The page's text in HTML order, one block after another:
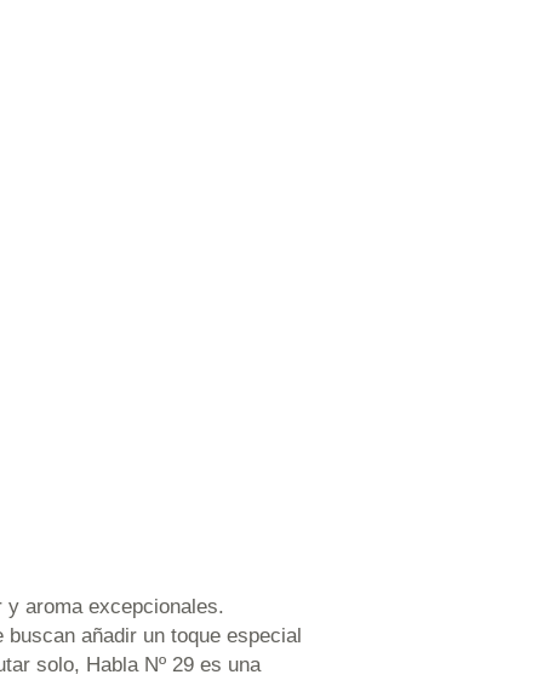
y aroma excepcionales.
añadir un toque especial
solo, Habla Nº 29 es una